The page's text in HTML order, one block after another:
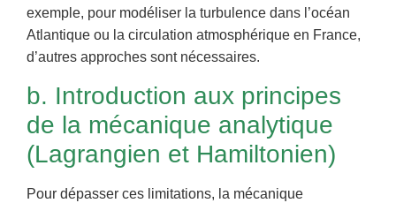
exemple, pour modéliser la turbulence dans l’océan
Atlantique ou la circulation atmosphérique en France,
d’autres approches sont nécessaires.
b. Introduction aux principes
de la mécanique analytique
(Lagrangien et Hamiltonien)
Pour dépasser ces limitations, la mécanique